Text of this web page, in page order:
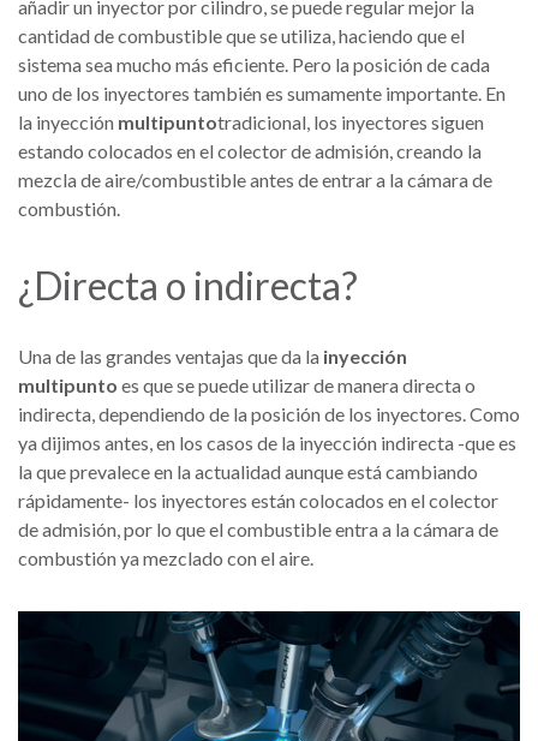
añadir un inyector por cilindro, se puede regular mejor la
cantidad de combustible que se utiliza, haciendo que el
sistema sea mucho más eficiente. Pero la posición de cada
uno de los inyectores también es sumamente importante. En
la inyección multipuntotradicional, los inyectores siguen
estando colocados en el colector de admisión, creando la
mezcla de aire/combustible antes de entrar a la cámara de
combustión.
¿Directa o indirecta?
Una de las grandes ventajas que da la inyección
multipunto es que se puede utilizar de manera directa o
indirecta, dependiendo de la posición de los inyectores. Como
ya dijimos antes, en los casos de la inyección indirecta -que es
la que prevalece en la actualidad aunque está cambiando
rápidamente- los inyectores están colocados en el colector
de admisión, por lo que el combustible entra a la cámara de
combustión ya mezclado con el aire.